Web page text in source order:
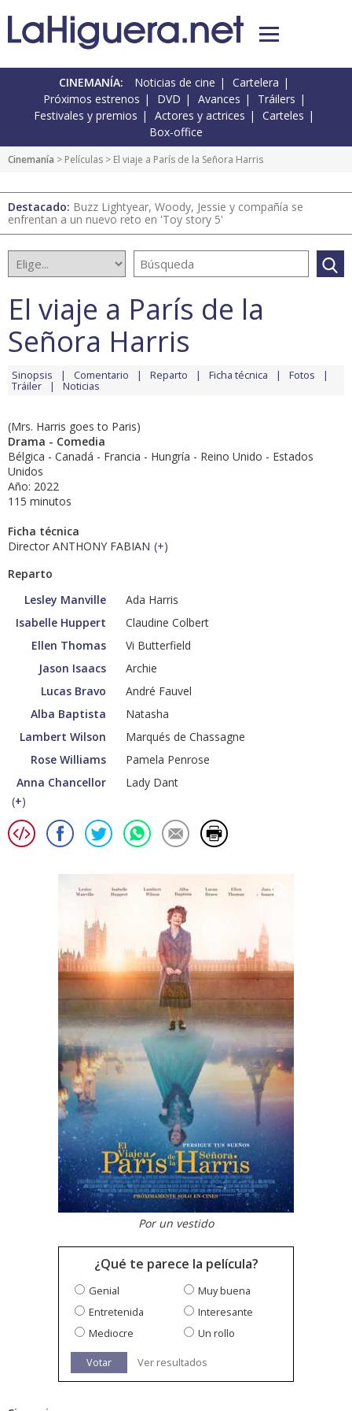
CINEMANÍA: Noticias de cine
Cartelera
Próximos estrenos
DVD Avances
Tráilers
Festivales y premios
Actores y actrices
Carteles
Box-office
Cinemanía > Películas > El viaje a París de la Señora Harris
Destacado: Buzz Lightyear, Woody, Jessie y compañía se
enfrentan a un nuevo reto en 'Toy story 5'
El viaje a París de la
Señora Harris
Sinopsis Comentario Reparto Ficha técnica Fotos
Tráiler Noticias
(Mrs. Harris goes to Paris)
Drama - Comedia
Bélgica - Canadá - Francia - Hungría - Reino Unido - Estados
Unidos
Año: 2022
115 minutos
Ficha técnica
Director ANTHONY FABIAN (+)
Reparto
Lesley Manville
Ada Harris
Isabelle Huppert
Claudine Colbert
Ellen Thomas
Vi Butterfield
Jason Isaacs
Archie
Lucas Bravo
André Fauvel
Alba Baptista
Natasha
Lambert Wilson
Marqués de Chassagne
Rose Williams
Pamela Penrose
Anna Chancellor
Lady Dant
(+)
Por un vestido
¿Qué te parece la película?
Genial
Muy buena
Entretenida
Interesante
Mediocre
Un rollo
Votar Ver resultados